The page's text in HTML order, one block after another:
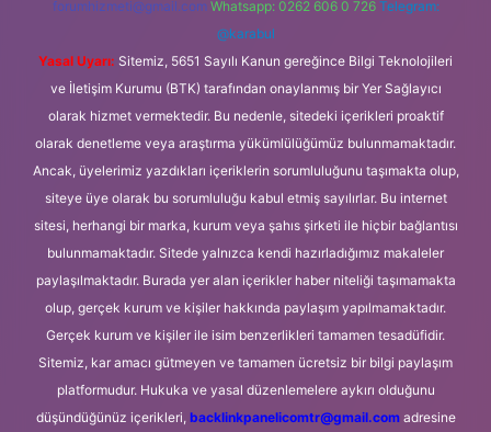
forumhizmeti@gmail.com Whatsapp: 0262 606 0 726 Telegram:
@karabul
Yasal Uyarı: Sitemiz, 5651 Sayılı Kanun gereğince Bilgi Teknolojileri
ve İletişim Kurumu (BTK) tarafından onaylanmış bir Yer Sağlayıcı
olarak hizmet vermektedir. Bu nedenle, sitedeki içerikleri proaktif
olarak denetleme veya araştırma yükümlülüğümüz bulunmamaktadır.
Ancak, üyelerimiz yazdıkları içeriklerin sorumluluğunu taşımakta olup,
siteye üye olarak bu sorumluluğu kabul etmiş sayılırlar. Bu internet
sitesi, herhangi bir marka, kurum veya şahıs şirketi ile hiçbir bağlantısı
bulunmamaktadır. Sitede yalnızca kendi hazırladığımız makaleler
paylaşılmaktadır. Burada yer alan içerikler haber niteliği taşımamakta
olup, gerçek kurum ve kişiler hakkında paylaşım yapılmamaktadır.
Gerçek kurum ve kişiler ile isim benzerlikleri tamamen tesadüfidir.
Sitemiz, kar amacı gütmeyen ve tamamen ücretsiz bir bilgi paylaşım
platformudur. Hukuka ve yasal düzenlemelere aykırı olduğunu
düşündüğünüz içerikleri, backlinkpanelicomtr@gmail.comadresine